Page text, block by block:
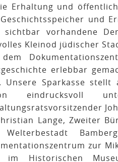
Erhaltung und
und
sichtbar vorhandene
Kleinod jüdischer
dem
erlebbar
Unsere Sparkasse
eindrucksvoll
Lange, Zweiter
Welterbestadt
zur
im Historischen